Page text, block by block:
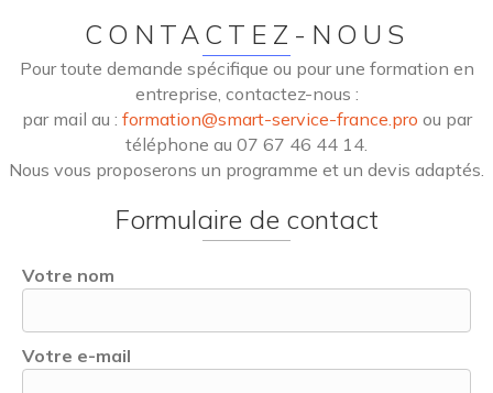
CONTACTEZ-NOUS
Pour toute demande spécifique ou pour une formation en
entreprise, contactez-nous :
par mail au : formation@smart-service-france.pro ou par
téléphone au 07 67 46 44 14.
Nous vous proposerons un programme et un devis adaptés.
Formulaire de contact
Votre nom
Votre e-mail